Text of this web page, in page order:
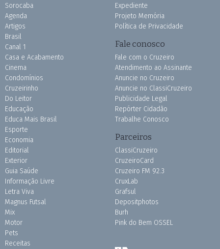
Sorocaba
Agenda
Artigos
Brasil
Canal 1
Casa e Acabamento
Cinema
Condomínios
Cruzeirinho
Do Leitor
Educação
Educa Mais Brasil
Esporte
Economia
Editorial
Exterior
Guia Saúde
Informação Livre
Letra Viva
Magnus Futsal
Mix
Motor
Pets
Receitas
Expediente
Projeto Memória
Política de Privacidade
Fale conosco
Fale com o Cruzeiro
Atendimento ao Assinante
Anuncie no Cruzeiro
Anuncie no ClassiCruzeiro
Publicidade Legal
Repórter Cidadão
Trabalhe Conosco
Parceiros
ClassiCruzeiro
CruzeiroCard
Cruzeiro FM 92.3
CruxLab
Grafsul
Depositphotos
Burh
Pink do Bem OSSEL